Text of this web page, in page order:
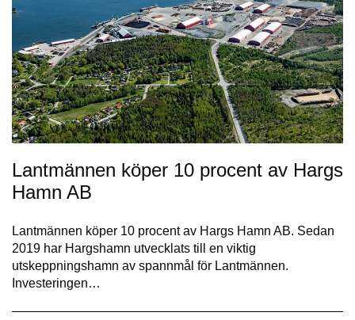
Lantmännen köper 10 procent av Hargs
Hamn AB
Lantmännen köper 10 procent av Hargs Hamn AB. Sedan
2019 har Hargshamn utvecklats till en viktig
utskeppningshamn av spannmål för Lantmännen.
Investeringen…